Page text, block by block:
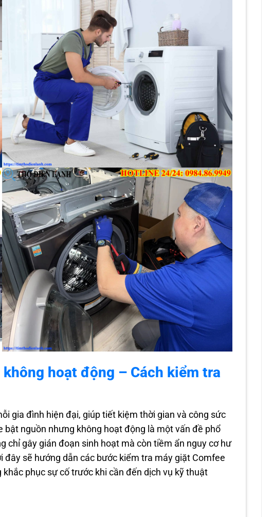
hoạt động – Cách kiểm tra
gia đình hiện đại, giúp tiết kiệm thời gian và công sức
nguồn nhưng không hoạt động là một vấn đề phổ
chỉ gây gián đoạn sinh hoạt mà còn tiềm ẩn nguy cơ hư
sẽ hướng dẫn các bước kiểm tra máy giặt Comfee
khắc phục sự cố trước khi cần đến dịch vụ kỹ thuật